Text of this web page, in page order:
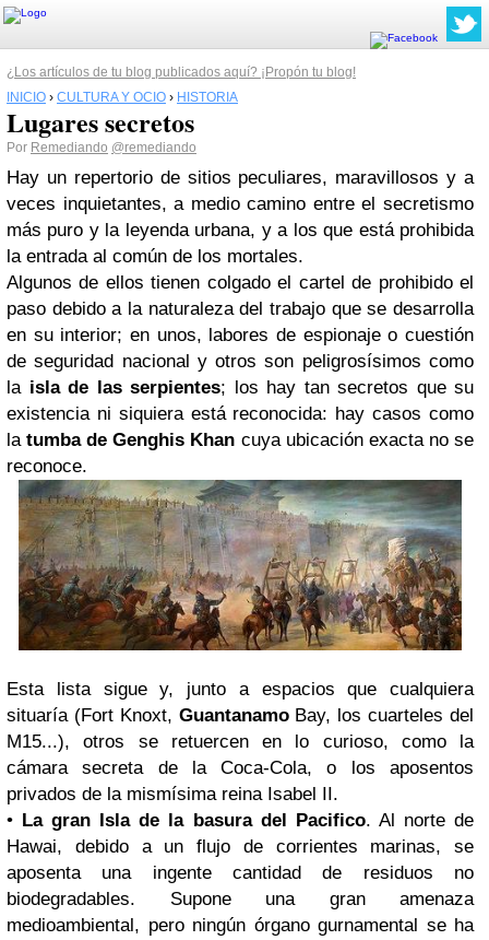
¿Los artículos de tu blog publicados aquí? ¡Propón tu blog!
INICIO › CULTURA Y OCIO › HISTORIA
Lugares secretos
Por Remediando @remediando
Hay un repertorio de sitios peculiares, maravillosos y a
veces inquietantes, a medio camino entre el secretismo
más puro y la leyenda urbana, y a los que está prohibida
la entrada al común de los mortales.
Algunos de ellos tienen colgado el cartel de prohibido el
paso debido a la naturaleza del trabajo que se desarrolla
en su interior; en unos, labores de espionaje o cuestión
de seguridad nacional y otros son peligrosísimos como
la isla de las serpientes; los hay tan secretos que su
existencia ni siquiera está reconocida: hay casos como
latumba de Genghis Khan cuya ubicación exacta no se
reconoce.
Esta lista sigue y, junto a espacios que cualquiera
situaría (Fort Knoxt, GuantanamoBay, los cuarteles del
M15...), otros se retuercen en lo curioso, como la
cámara secreta de la Coca-Cola, o los aposentos
privados de la mismísima reina Isabel II.
• La gran Isla de la basura del Pacifico. Al norte de
Hawai, debido a un flujo de corrientes marinas, se
aposenta una ingente cantidad de residuos no
biodegradables. Supone una gran amenaza
medioambiental, pero ningún órgano gurnamental se ha